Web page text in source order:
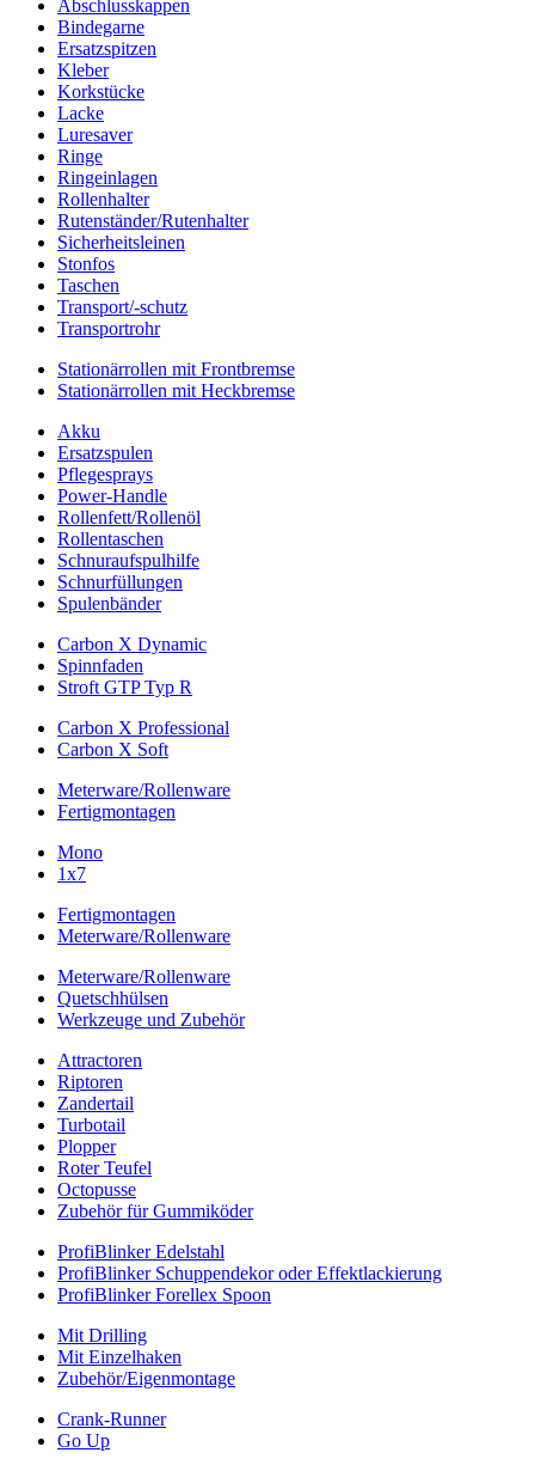
Abschlusskappen
Bindegarne
Ersatzspitzen
Kleber
Korkstücke
Lacke
Luresaver
Ringe
Ringeinlagen
Rollenhalter
Rutenständer/Rutenhalter
Sicherheitsleinen
Stonfos
Taschen
Transport/-schutz
Transportrohr
Stationärrollen mit Frontbremse
Stationärrollen mit Heckbremse
Akku
Ersatzspulen
Pflegesprays
Power-Handle
Rollenfett/Rollenöl
Rollentaschen
Schnuraufspulhilfe
Schnurfüllungen
Spulenbänder
Carbon X Dynamic
Spinnfaden
Stroft GTP Typ R
Carbon X Professional
Carbon X Soft
Meterware/Rollenware
Fertigmontagen
Mono
1x7
Fertigmontagen
Meterware/Rollenware
Meterware/Rollenware
Quetschhülsen
Werkzeuge und Zubehör
Attractoren
Riptoren
Zandertail
Turbotail
Plopper
Roter Teufel
Octopusse
Zubehör für Gummiköder
ProfiBlinker Edelstahl
ProfiBlinker Schuppendekor oder Effektlackierung
ProfiBlinker Forellex Spoon
Mit Drilling
Mit Einzelhaken
Zubehör/Eigenmontage
Crank-Runner
Go Up